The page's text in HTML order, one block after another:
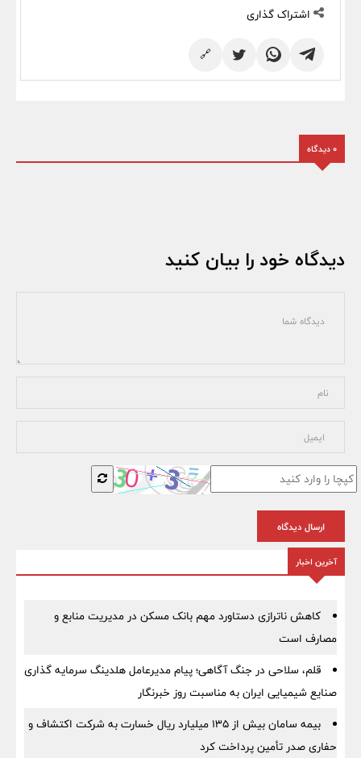
اشتراک گذاری
🔗
0 دیدگاه
دیدگاه خود را بیان کنید
ارسال دیدگاه
آخرین اخبار
کاهش ناترازی دستاورد مهم بانک مسکن در مدیریت منابع و
مصارف است
قلم، سلاحی در جنگ آگاهی؛ پیام مدیرعامل هلدینگ سرمایه گذاری
صنایع شیمیایی ایران به مناسبت روز خبرنگار
بیمه سامان بیش از ۱۳۵ میلیارد ریال خسارت به شرکت اکتشاف و
حفاری صدر تأمین پرداخت کرد